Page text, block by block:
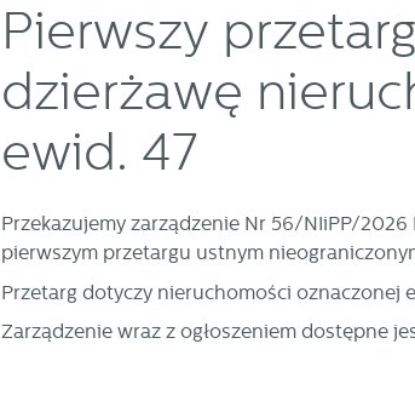
Pierwszy
dzierżawę
ewid. 47
Przekazujemy zarządzenie Nr 56/NIiPP/
pierwszym przetargu ustnym
Przetarg dotyczy nieruchomości oznaczonej
Zarządzenie wraz z ogłoszeniem dostępne